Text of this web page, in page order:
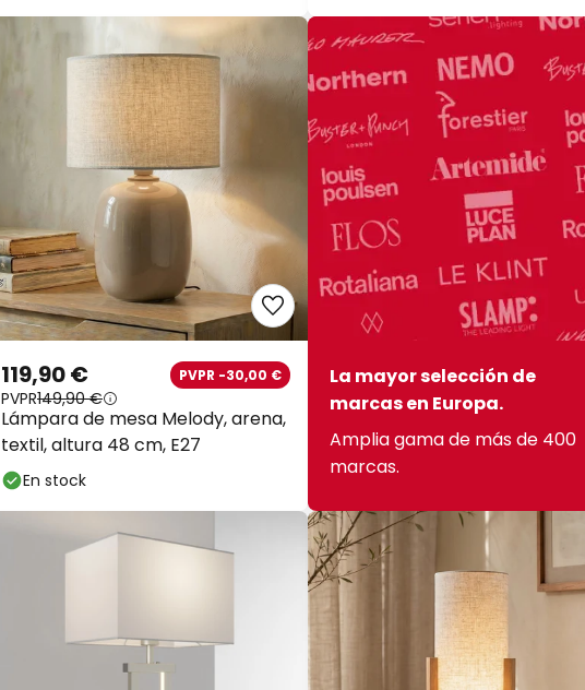
Lámpara de mesa Melody, arena,
textil, altura 48 cm, E27
119,90 € PVPR -30,00 €
PVPR149,90 €
En stock
La mayor selección de
marcas en Europa.
Amplia gama de más de 400
marcas.